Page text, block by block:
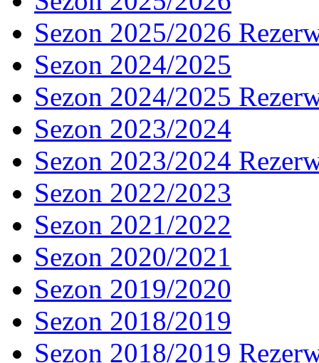
Sezon 2025/2026
Sezon 2024/2025
Sezon 2024/2025
Sezon 2023/2024
Sezon 2023/2024
Sezon 2022/2023
Sezon 2021/2022
Sezon 2020/2021
Sezon 2019/2020
Sezon 2018/2019
Sezon 2018/2019